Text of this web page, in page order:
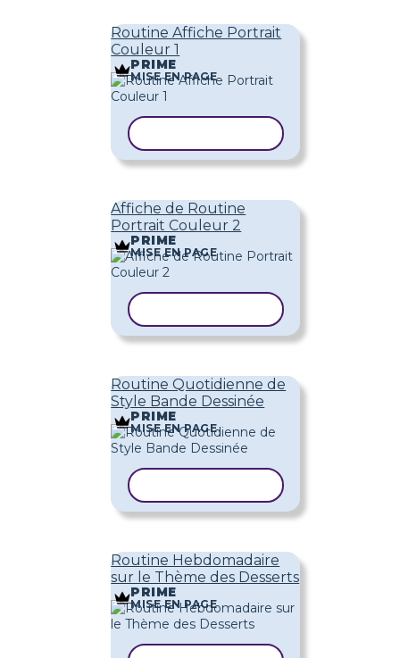
Routine Affiche Portrait
Couleur 1
PRIME
MISE EN PAGE
Affiche de Routine
Portrait Couleur 2
PRIME
MISE EN PAGE
Routine Quotidienne de
Style Bande Dessinée
PRIME
MISE EN PAGE
Routine Hebdomadaire
sur le Thème des Desserts
PRIME
MISE EN PAGE